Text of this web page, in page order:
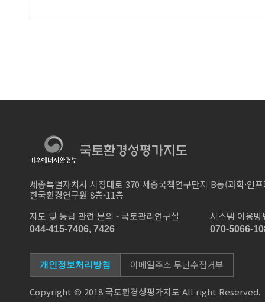
세종특별자치시 시청대로 370 세종국책연구단지 B동(과학·인
한국환경연구원 8층-11층
지도 및 등급 관련 문의 - 국토관리연구실
044-415-7406, 7426
시스템 이용
070-5066-
개인정보처리방침 이메일주소 무단수집거부
Copyright © 2018 국토환경성평가지도 All right Reserved.